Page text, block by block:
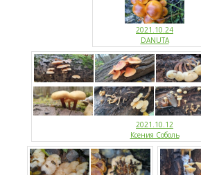
2021.10.24
DANUTA
2021.10.12
Ксения Соболь